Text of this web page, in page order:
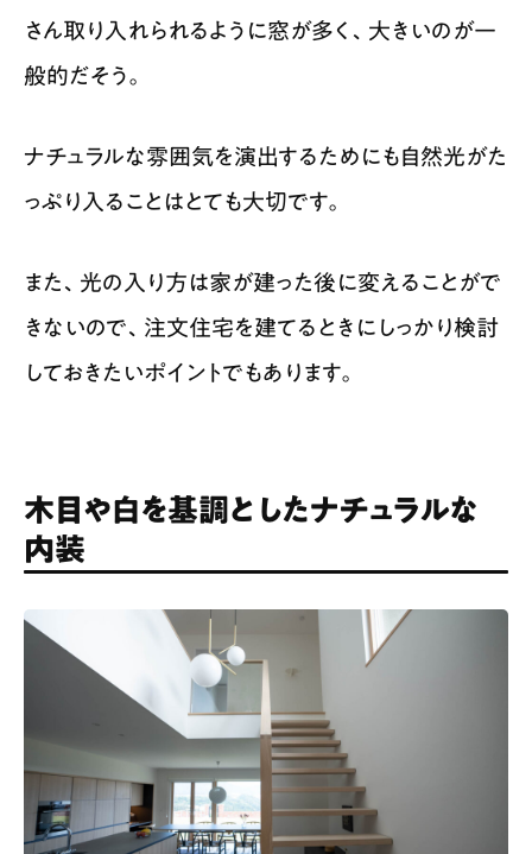
さん取り入れられるように窓が多く、大きいのが一
般的だそう。
ナチュラルな雰囲気を演出するためにも自然光がた
っぷり入ることはとても大切です。
また、光の入り方は家が建った後に変えることがで
きないので、注文住宅を建てるときにしっかり検討
しておきたいポイントでもあります。
木目や白を基調としたナチュラルな
内装